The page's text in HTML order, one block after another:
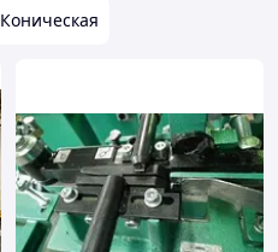
Коническая